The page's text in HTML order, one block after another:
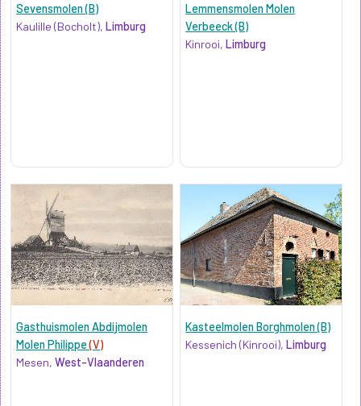
Sevensmolen (B)
Kaulille (Bocholt), Limburg
Lemmensmolen Molen
Verbeeck (B)
Kinrooi,Limburg
Gasthuismolen Abdijmolen
Molen Philippe(V)
Mesen, West-Vlaanderen
Kasteelmolen Borghmolen (B)
Kessenich (Kinrooi),Limburg